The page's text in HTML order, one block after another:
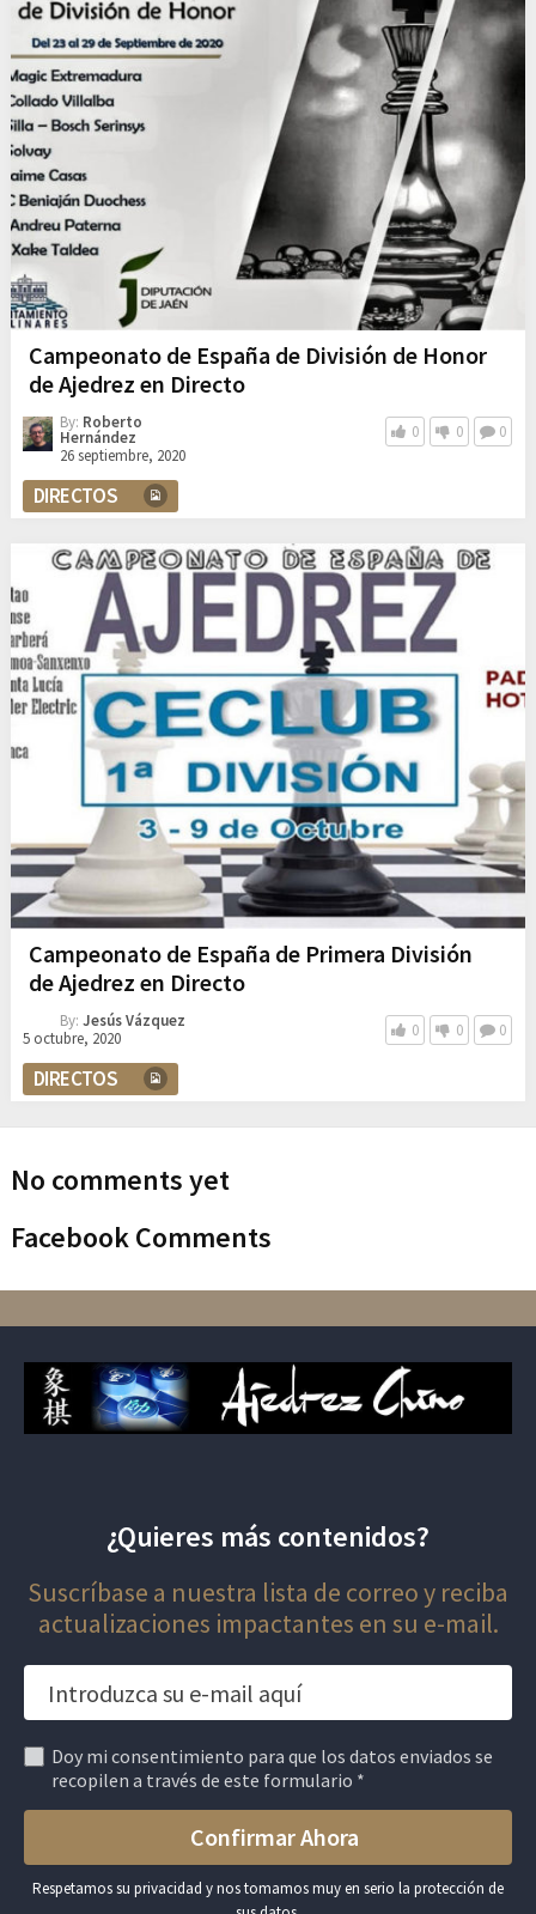
Campeonato de España de División de Honor
de Ajedrez en Directo
By: Roberto
Hernández
26 septiembre, 2020
0 0 0
DIRECTOS
Campeonato de España de Primera División
de Ajedrez en Directo
By: Jesús Vázquez
5 octubre, 2020
0 0 0
DIRECTOS
No comments yet
Facebook Comments
¿Quieres más contenidos?
Suscríbase a nuestra lista de correo y reciba
actualizaciones impactantes en su e-mail.
Doy mi consentimiento para que los datos enviados se
recopilen a través de este formulario *
Respetamos su privacidad y nos tomamos muy en serio la protección de